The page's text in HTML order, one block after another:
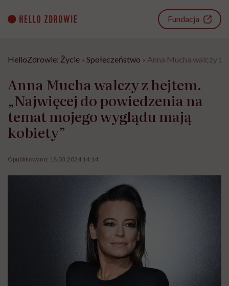
content
Fundacja
HelloZdrowie: Życie › Społeczeństwo › Anna Mucha walczy z
Anna Mucha walczy z hejtem.
„Najwięcej do powiedzenia na
temat mojego wyglądu mają
kobiety”
Opublikowano: 18.03.2024 14:14